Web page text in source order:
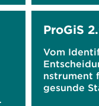
ProGiS
Vom
nstrument
gesunde